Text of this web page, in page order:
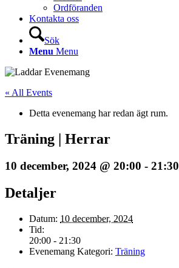
Ordföranden
Kontakta oss
Sök
Menu Menu
« All Events
Detta evenemang har redan ägt rum.
Träning | Herrar
10 december, 2024 @ 20:00 - 21:30
Detaljer
Datum: 10 december, 2024
Tid:
20:00 - 21:30
Evenemang Kategori: Träning